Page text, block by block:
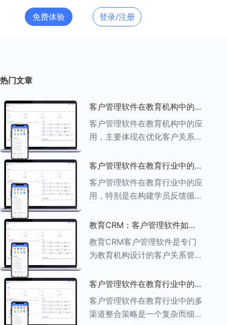
免费体验 登录/注册
热门文章
客户管理软件在教育机构中的应
用探索
客户管理软件在教育机构中的应
用，主要体现在优化客户关系管
作效率及促进业务增长等多个方
面。以下是对客户管理软件在教
育机构中应用的具体探索：
###一、
客户管理软件在教育行业中的学
员反馈循环机制
客户管理软件在教育行业中的应
用，特别是在构建学员反馈循环
用。以下是对客户管理软件在教
育行业中学员反馈循环机制的详
细分析： ###一、学员反馈循
环机制
教育CRM：客户管理软件如何
助力教育机构实现可持续发展
教育CRM客户管理软件是专门
为教育机构设计的客户关系管理
家长、教师及其他相关方的互
动，对教育机构实现可持续发展
具有重要意义。以下是教育
CRM如何助力教育
客户管理软件在教育行业中的多
渠道整合策略
客户管理软件在教育行业中的多
渠道整合策略是一个复杂而细致